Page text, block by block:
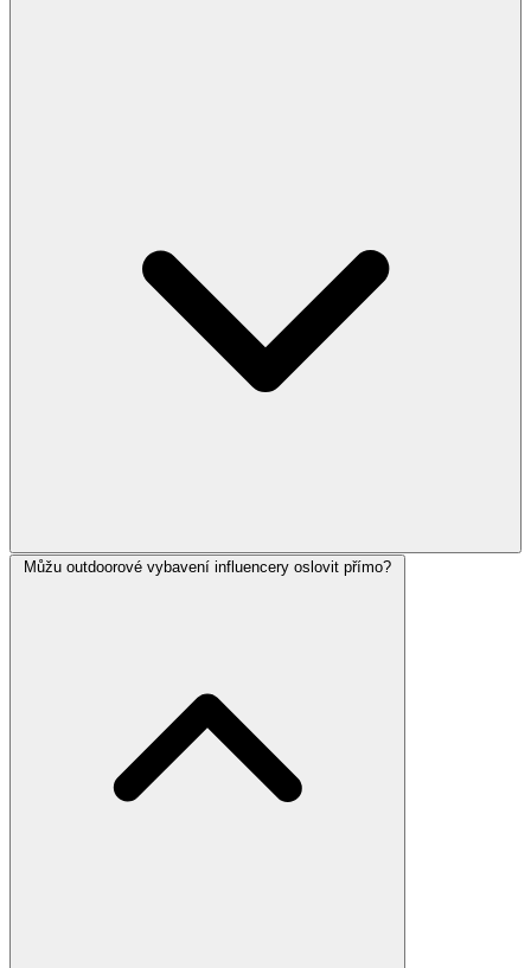
Můžu outdoorové vybavení influencery oslovit přímo?